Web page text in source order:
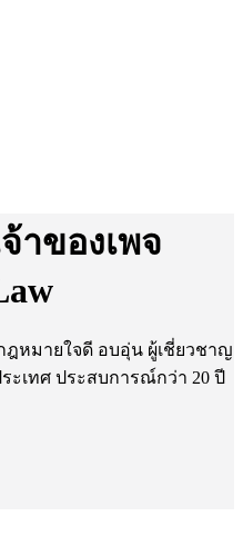
าของเพจ
หมายใจดี อบอุ่น ผู้เชี่ยวชาญ
เทศ ประสบการณ์กว่า 20 ปี